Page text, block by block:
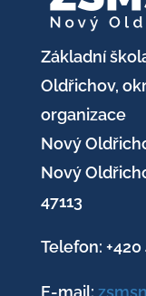
Základní
Oldřichov,
organizace
Nový
Nový
47113
Telefon: +420
E-mail: